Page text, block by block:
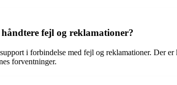
fejl og reklamationer?
i forbindelse med fejl og reklamationer. Der
forventninger.